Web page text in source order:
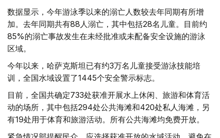
数据显示，今年游泳季以来的溺亡人数较去年同期有所增
加。去年同期共有88人溺亡，其中包括28名儿童。目前约
85%的溺亡事故发生在未经批准或未配备安全设施的游泳
区域。
今年以来，哈萨克斯坦已有约3万名儿童接受游泳技能培
训，全国水域设置了1445个安全警示标志。
目前，全国共确定733处获准开展水上休闲、旅游和体育活
动的场所，其中包括294处公共海滩和420处私人海滩，另
有19处用于体育和旅游活动。所有公共海滩均免费开放。